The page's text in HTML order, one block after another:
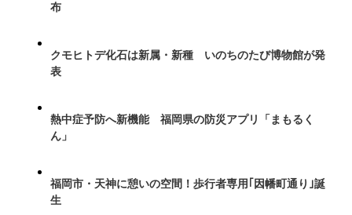
布
クモヒトデ化石は新属・新種 いのちのたび博物館が発
表
熱中症予防へ新機能 福岡県の防災アプリ「まもるく
ん」
福岡市・天神に憩いの空間！歩行者専用｢因幡町通り｣誕
生